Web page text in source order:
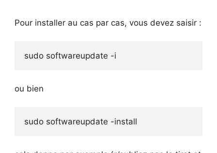
Pour installer au cas par cas, vous devez saisir :
sudo softwareupdate -i
ou bien
sudo softwareupdate -install